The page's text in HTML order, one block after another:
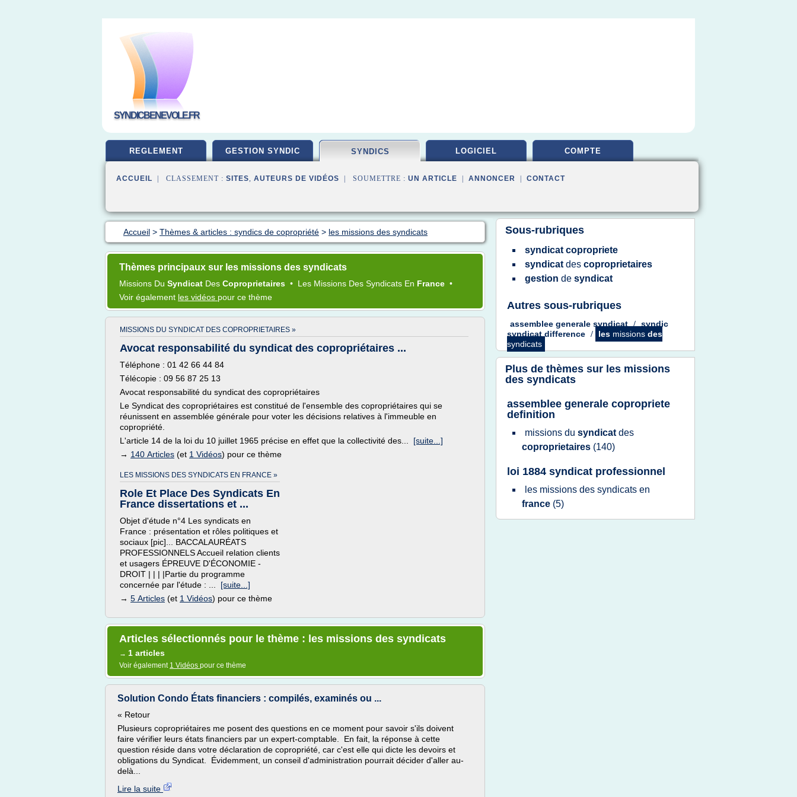
SYNDICBENEVOLE.FR
REGLEMENT GESTION SYNDIC SYNDICS LOGICIEL COMPTE
ACCUEIL | CLASSEMENT : SITES, AUTEURS DE VIDÉOS | SOUMETTRE : UN ARTICLE ANNONCER CONTACT
Accueil > Thèmes & articles : syndics de copropriété > les missions des syndicats
Thèmes principaux sur les missions des syndicats
Missions Du Syndicat Des Coproprietaires • Les Missions Des Syndicats En France •
Voir également les vidéos pour ce thème
MISSIONS DU SYNDICAT DES COPROPRIETAIRES »
Avocat responsabilité du syndicat des copropriétaires ...
Téléphone : 01 42 66 44 84
Télécopie : 09 56 87 25 13
Avocat responsabilité du syndicat des copropriétaires
Le Syndicat des copropriétaires est constitué de l'ensemble des copropriétaires qui se
réunissent en assemblée générale pour voter les décisions relatives à l'immeuble en
copropriété.
L'article 14 de la loi du 10 juillet 1965 précise en effet que la collectivité des... [suite...]
→ 140 Articles (et 1 Vidéos) pour ce thème
LES MISSIONS DES SYNDICATS EN FRANCE »
Role Et Place Des Syndicats En
France dissertations et ...
Objet d'étude n°4 Les syndicats en
France : présentation et rôles politiques et
sociaux [pic]... BACCALAURÉATS
PROFESSIONNELS Accueil relation clients
et usagers ÉPREUVE D'ÉCONOMIE -
DROIT | | | |Partie du programme
concernée par l'étude : ... [suite...]
→ 5 Articles (et 1 Vidéos) pour ce thème
Articles sélectionnés pour le thème : les missions des syndicats
→ 1 articles
Voir également 1 Vidéos pour ce thème
Solution Condo États financiers : compilés, examinés ou ...
« Retour
Plusieurs copropriétaires me posent des questions en ce moment pour savoir s'ils doivent
faire vérifier leurs états financiers par un expert-comptable. En fait, la réponse à cette
question réside dans votre déclaration de copropriété, car c'est elle qui dicte les devoirs et
obligations du Syndicat. Évidemment, un conseil d'administration pourrait décider d'aller au-
delà...
Lire la suite
Sous-rubriques
syndicat copropriete
syndicat des coproprietaires
gestion de syndicat
Autres sous-rubriques
assemblee generale syndicat / syndic
syndicat difference / les missions des
syndicats
Plus de thèmes sur les missions
des syndicats
assemblee generale copropriete
definition
missions du syndicat des
coproprietaires (140)
loi 1884 syndicat professionnel
les missions des syndicats en
france (5)